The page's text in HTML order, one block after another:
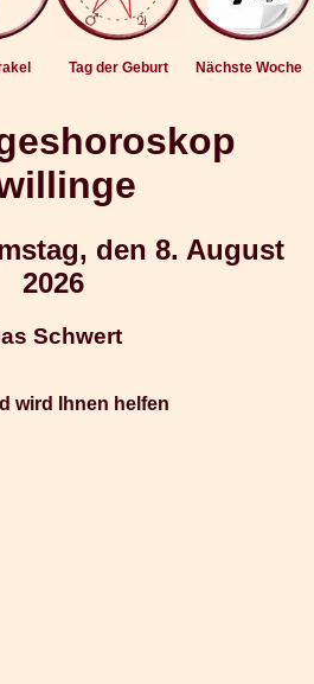
Tag der Geburt Nächste Woche
den 8. August
2026
Schwert
wird Ihnen helfen